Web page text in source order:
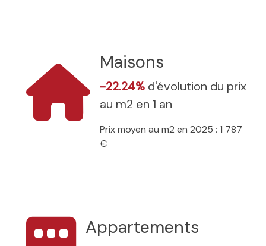
Maisons
-22.24% d'évolution du prix
au m2 en 1 an
Prix moyen au m2 en 2025 : 1 787
€
Appartements